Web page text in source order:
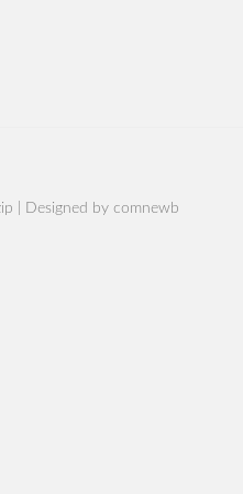
| Designed by comnewb